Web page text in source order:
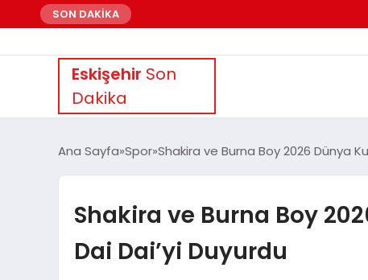
SON DAKİKA
Eskişehir Son
Dakika
Ana Sayfa Spor Shakira ve Burna Boy 2026 Dünya
Shakira ve Burna Boy
Dai Dai’yi Duyurdu